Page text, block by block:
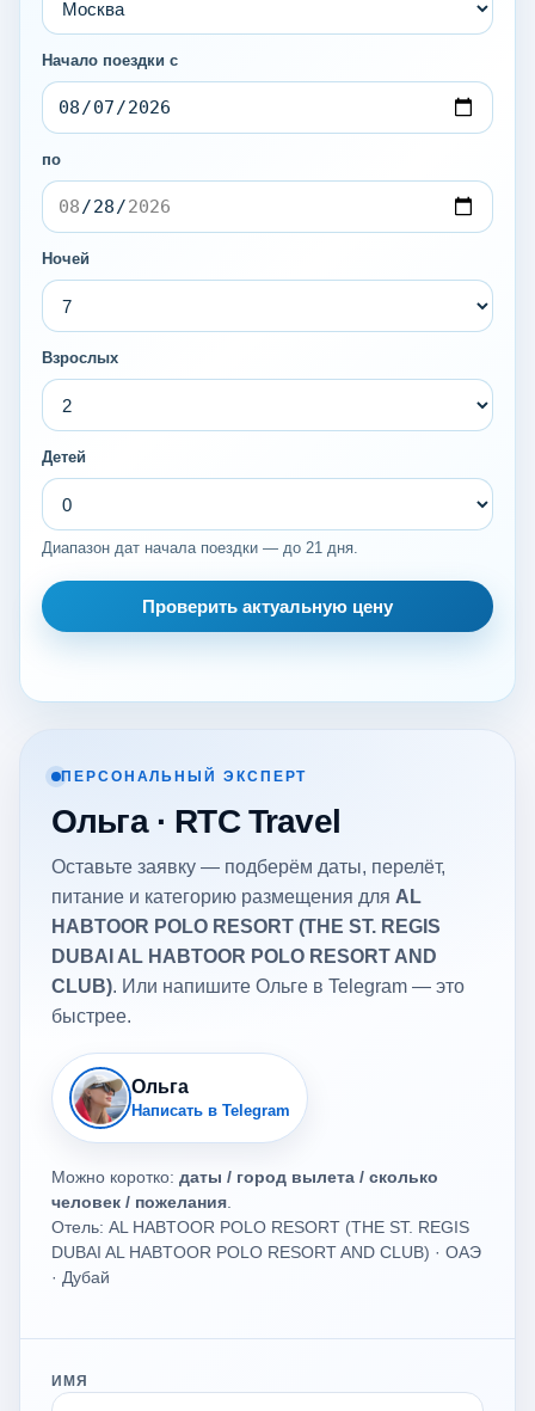
Начало поездки с
по
Ночей
Взрослых
Детей
Диапазон дат начала поездки — до 21 дня.
Проверить актуальную цену
ПЕРСОНАЛЬНЫЙ ЭКСПЕРТ
Ольга · RTC Travel
Оставьте заявку — подберём даты, перелёт,
питание и категорию размещения для AL
HABTOOR POLO RESORT (THE ST. REGIS
DUBAI AL HABTOOR POLO RESORT AND
CLUB). Или напишите Ольге в Telegram — это
быстрее.
Ольга
Написать в Telegram
Можно коротко: даты / город вылета / сколько
человек / пожелания
Отель: AL HABTOOR POLO RESORT (THE ST. REGIS
DUBAI AL HABTOOR POLO RESORT AND CLUB) · ОАЭ
· Дубай
ИМЯ